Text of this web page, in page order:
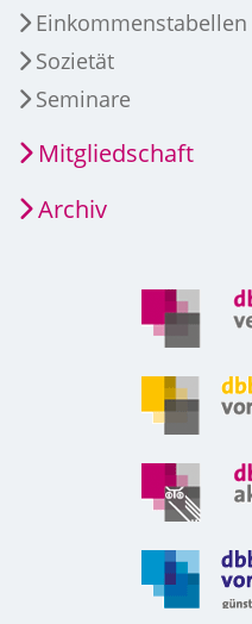
Einkommenstabellen
Sozietät
Seminare
Mitgliedschaft
Archiv